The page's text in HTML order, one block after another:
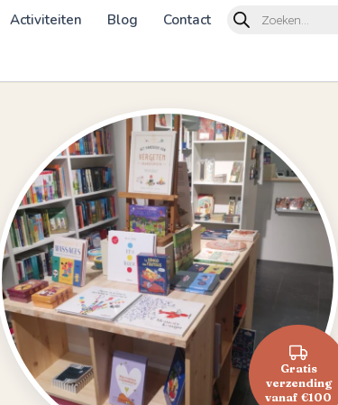
Activiteiten Blog Contact
Products
search
Gratis
verzending
vanaf €100